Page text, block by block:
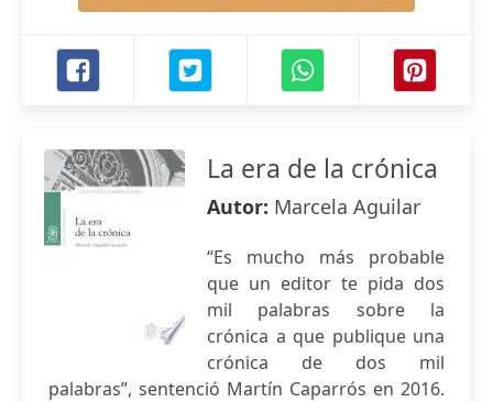
La era de la crónica
Autor: Marcela Aguilar
“Es mucho más probable
que un editor te pida dos
mil palabras sobre la
crónica a que publique una
crónica de dos mil
palabras”, sentenció Martín Caparrós en 2016.